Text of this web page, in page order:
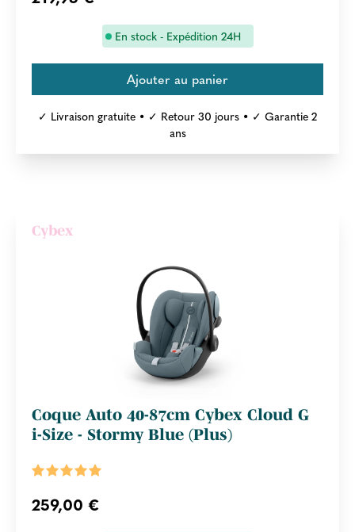
En stock - Expédition 24H
✓ Livraison gratuite • ✓ Retour 30 jours • ✓ Garantie 2
ans
Cybex
Coque Auto 40-87cm Cybex Cloud G
i-Size - Stormy Blue (Plus)
259,00 €